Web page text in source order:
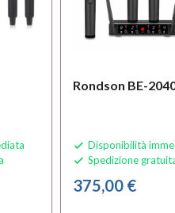
Rondson BE-
 Disponibilità
 Spedizione
375,00 €